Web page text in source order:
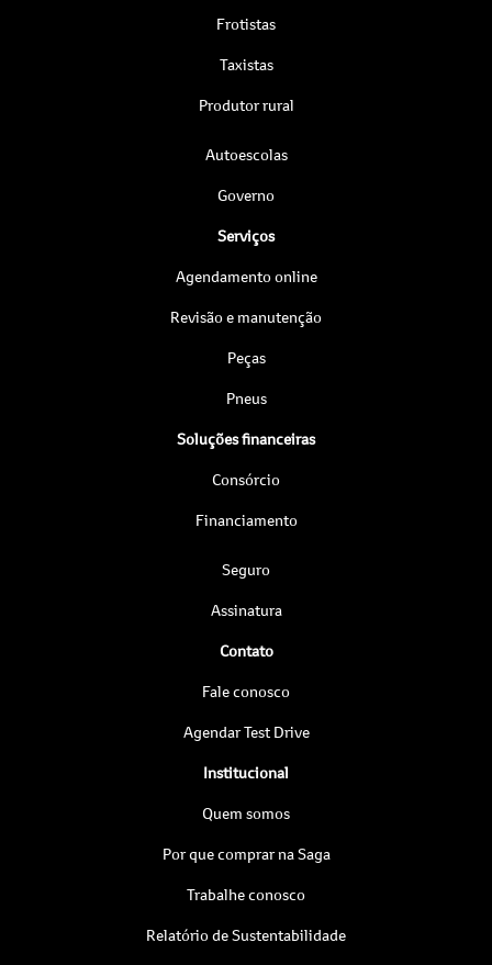
Frotistas
Taxistas
Produtor rural
Autoescolas
Governo
Serviços
Agendamento online
Revisão e manutenção
Peças
Pneus
Soluções financeiras
Consórcio
Financiamento
Seguro
Assinatura
Contato
Fale conosco
Agendar Test Drive
Institucional
Quem somos
Por que comprar na Saga
Trabalhe conosco
Relatório de Sustentabilidade